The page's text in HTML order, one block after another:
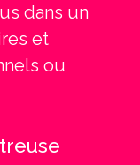
dans un
et
ou